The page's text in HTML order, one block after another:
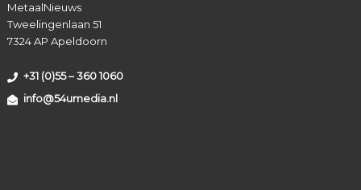
MetaalNieuws
Tweelingenlaan 51
7324 AP Apeldoorn
+31 (0)55 – 360 1060
info@54umedia.nl